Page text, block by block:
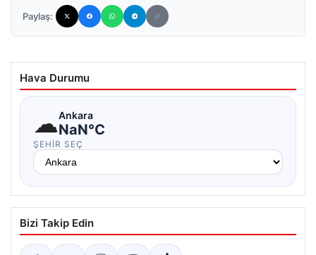
Paylaş:
Hava Durumu
☁Ankara
NaN°C
ŞEHIR SEÇ
Bizi Takip Edin